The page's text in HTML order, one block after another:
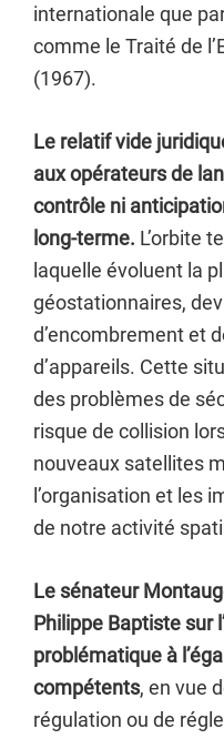
internationale que
comme le Traité de
(1967).
Le relatif vide
aux opérateurs de
contrôle ni
long-terme. L’orbite
laquelle évoluent la
géostationnaires,
d’encombrement et
d’appareils. Cette
des problèmes de
risque de collision
nouveaux satellites
l’organisation et les
de notre activité
Le sénateur
Philippe Baptiste sur
problématique à
compétents, en vue
régulation ou de